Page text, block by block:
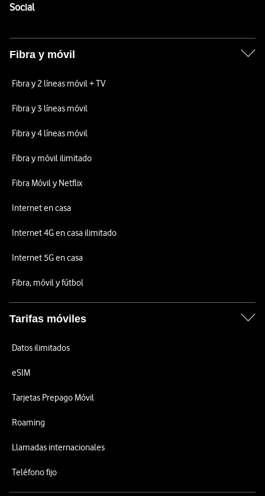
SocialEnlaces a las redes sociales de Vodafone
Fibra y móvil
Fibra y 2 líneas móvil + TV
Fibra y 3 líneas móvil
Fibra y 4 líneas móvil
Fibra y móvil ilimitado
Fibra Móvil y Netflix
Internet en casa
Internet 4G en casa ilimitado
Internet 5G en casa
Fibra, móvil y fútbol
Tarifas móviles
Datos ilimitados
eSIM
Tarjetas Prepago Móvil
Roaming
Llamadas internacionales
Teléfono fijo